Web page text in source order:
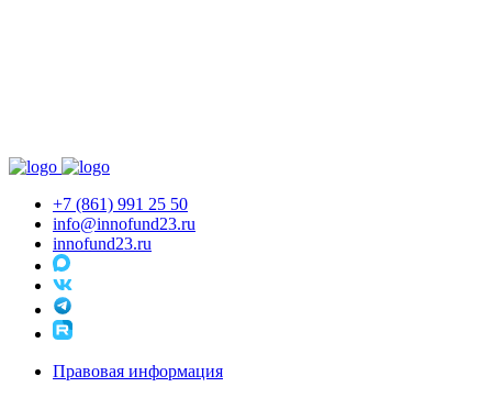
+7 (861) 991 25 50
info@innofund23.ru
innofund23.ru
Правовая информация